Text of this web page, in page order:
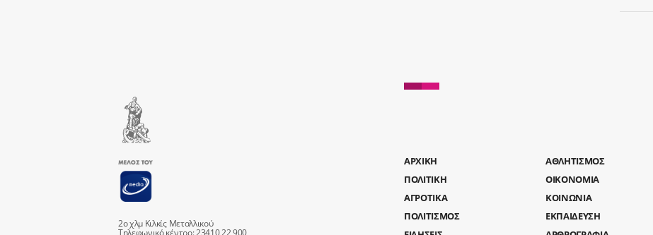
2ο χλμ Κιλκίς Μεταλλικού
Τηλεφωνικό κέντρο: 23410 22 900
AΡΧΙΚΗ
ΑΘΛΗΤΙΣΜΟΣ
ΠΟΛΙΤΙΚΗ
ΟΙΚΟΝΟΜΙΑ
ΑΓΡΟΤΙΚΑ
ΚΟΙΝΩΝΙΑ
ΠΟΛΙΤΙΣΜΟΣ
ΕΚΠΑΙΔΕΥΣΗ